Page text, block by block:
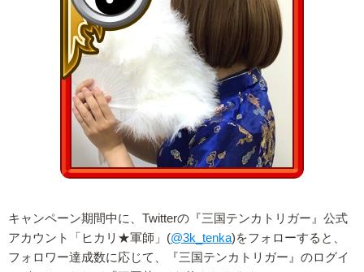
キャンペーン期間中に、Twitterの『三国テンカトリガー』公式
アカウント「ヒカリ★軍師」(@3k_tenka)をフォローすると、
フォロワー達成数に応じて、『三国テンカトリガー』のログイ